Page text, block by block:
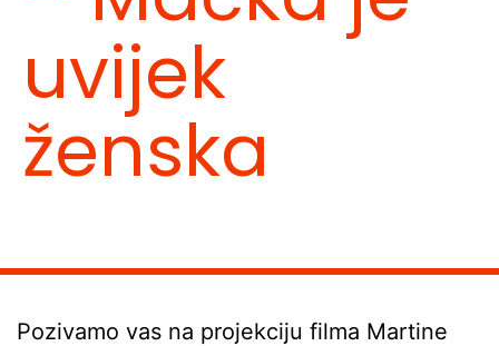
uvijek
ženska
Pozivamo vas na projekciju filma Martine